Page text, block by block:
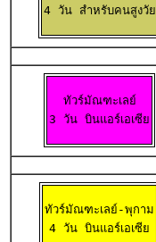
4 วัน สำหรับคนสูงวัย
ทัวร์มัณฑะเลย์
3 วัน บินแอร์เอเซีย
ทัวร์มัณฑะเลย์-พุกาม
4 วัน บินแอร์เอเซีย